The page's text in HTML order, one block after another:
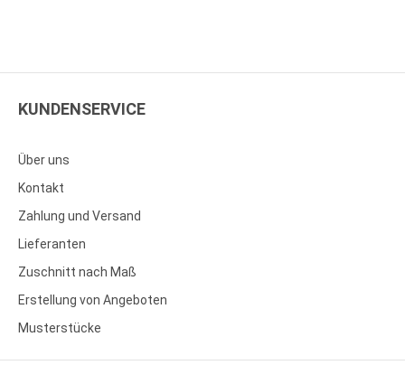
KUNDENSERVICE
Über uns
Kontakt
Zahlung und Versand
Lieferanten
Zuschnitt nach Maß
Erstellung von Angeboten
Musterstücke